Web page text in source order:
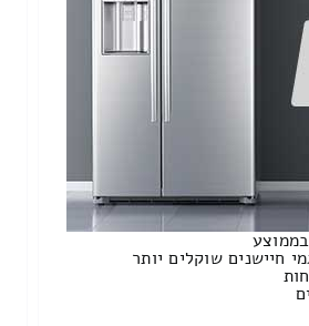
חיישנים שוקלים יותר